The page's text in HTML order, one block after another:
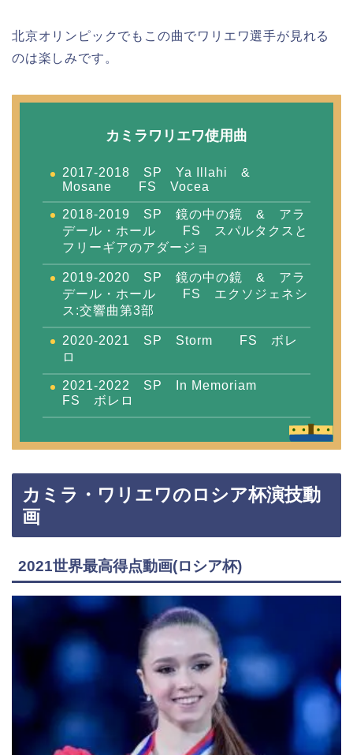
北京オリンピックでもこの曲でワリエワ選手が見れる
のは楽しみです。
カミラワリエワ使用曲
2017-2018 SP Ya Illahi &
Mosane FS Vocea
2018-2019 SP 鏡の中の鏡 & アラ
デール・ホール FS スパルタクスと
フリーギアのアダージョ
2019-2020 SP 鏡の中の鏡 & アラ
デール・ホール FS エクソジェネシ
ス:交響曲第3部
2020-2021 SP Storm FS ボレ
ロ
2021-2022 SP In Memoriam
FS ボレロ
カミラ・ワリエワのロシア杯演技動
画
2021世界最高得点動画(ロシア杯)